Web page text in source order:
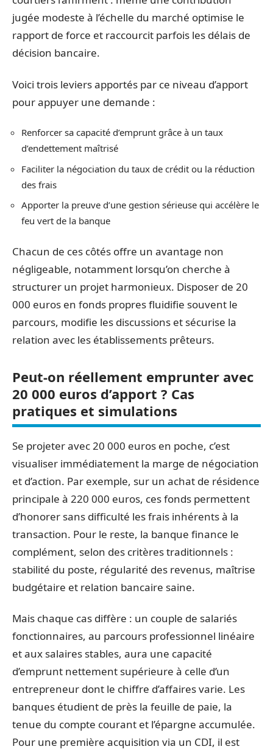
jugée modeste à l’échelle du marché optimise le
rapport de force et raccourcit parfois les délais de
décision bancaire.
Voici trois leviers apportés par ce niveau d’apport
pour appuyer une demande :
Renforcer sa capacité d’emprunt grâce à un taux
d’endettement maîtrisé
Faciliter la négociation du taux de crédit ou la réduction
des frais
Apporter la preuve d’une gestion sérieuse qui accélère le
feu vert de la banque
Chacun de ces côtés offre un avantage non
négligeable, notamment lorsqu’on cherche à
structurer un projet harmonieux. Disposer de 20
000 euros en fonds propres fluidifie souvent le
parcours, modifie les discussions et sécurise la
relation avec les établissements prêteurs.
Peut-on réellement emprunter avec
20 000 euros d’apport ? Cas
pratiques et simulations
Se projeter avec 20 000 euros en poche, c’est
visualiser immédiatement la marge de négociation
et d’action. Par exemple, sur un achat de résidence
principale à 220 000 euros, ces fonds permettent
d’honorer sans difficulté les frais inhérents à la
transaction. Pour le reste, la banque finance le
complément, selon des critères traditionnels :
stabilité du poste, régularité des revenus, maîtrise
budgétaire et relation bancaire saine.
Mais chaque cas diffère : un couple de salariés
fonctionnaires, au parcours professionnel linéaire
et aux salaires stables, aura une capacité
d’emprunt nettement supérieure à celle d’un
entrepreneur dont le chiffre d’affaires varie. Les
banques étudient de près la feuille de paie, la
tenue du compte courant et l’épargne accumulée.
Pour une première acquisition via un CDI, il est